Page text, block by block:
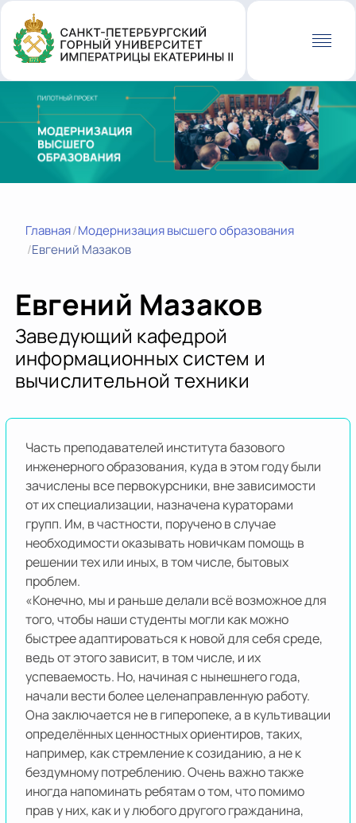
Перейти
основному
содержанию
Главная Модернизация высшего образования
Евгений Мазаков
Евгений Мазаков
Заведующий кафедрой
информационных систем и
вычислительной техники
Часть преподавателей института базового
инженерного образования, куда в этом году были
зачислены все первокурсники, вне зависимости
от их специализации, назначена кураторами
групп. Им, в частности, поручено в случае
необходимости оказывать новичкам помощь в
решении тех или иных, в том числе, бытовых
проблем.
«Конечно, мы и раньше делали всё возможное для
того, чтобы наши студенты могли как можно
быстрее адаптироваться к новой для себя среде,
ведь от этого зависит, в том числе, и их
успеваемость. Но, начиная с нынешнего года,
начали вести более целенаправленную работу.
Она заключается не в гиперопеке, а в культивации
определённых ценностных ориентиров, таких,
например, как стремление к созиданию, а не к
бездумному потреблению. Очень важно также
иногда напоминать ребятам о том, что помимо
прав у них, как и у любого другого гражданина,